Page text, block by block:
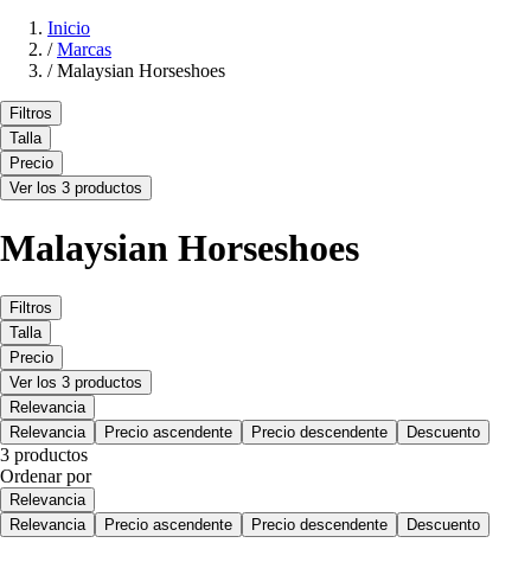
Inicio
/ Marcas
/ Malaysian Horseshoes
Filtros
Talla
Precio
Ver los 3 productos
Malaysian Horseshoes
Filtros
Talla
Precio
Ver los 3 productos
Relevancia
Relevancia
Precio ascendente Precio descendente Descuento
3 productos
Ordenar por
Relevancia
Relevancia
Precio ascendente Precio descendente Descuento